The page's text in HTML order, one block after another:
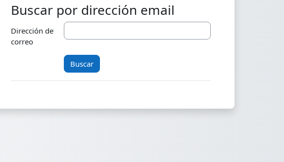
Buscar por dirección email
Buscar por dirección email
Dirección de
correo